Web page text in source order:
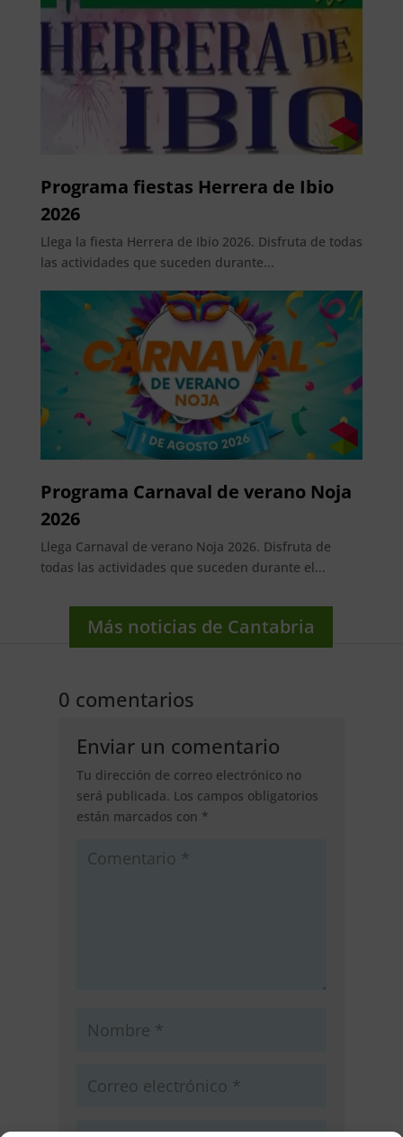
Programa fiestas Herrera de Ibio
2026
Llega la fiesta Herrera de Ibio 2026. Disfruta de todas
las actividades que suceden durante...
Programa Carnaval de verano Noja
2026
Llega Carnaval de verano Noja 2026. Disfruta de
todas las actividades que suceden durante el...
Más noticias de Cantabria
0 comentarios
Enviar un comentario
Tu dirección de correo electrónico no
será publicada. Los campos obligatorios
están marcados con *